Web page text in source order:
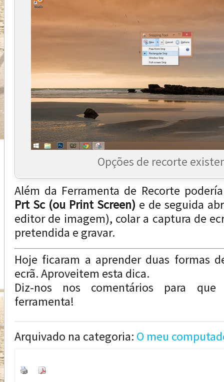
Opções de recorte
Além da Ferramenta de Recorte
Prt Sc (ou Print Screen) e de seguida
editor de imagem), colar a captura de
pretendida e gravar.
Hoje ficaram a aprender duas formas
ecrã. Aproveitem esta dica.
Diz-nos nos comentários para
ferramenta!
Arquivado na categoria: O meu